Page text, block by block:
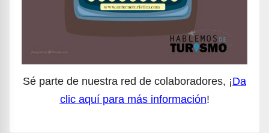
Sé parte de nuestra red de colaboradores, ¡Da
clic aquí para más información!